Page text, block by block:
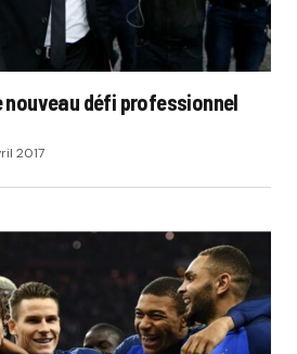
nouveau défi professionnel
2017